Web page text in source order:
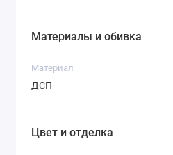
Материалы и обивка
Материал
ДСП
Цвет и отделка